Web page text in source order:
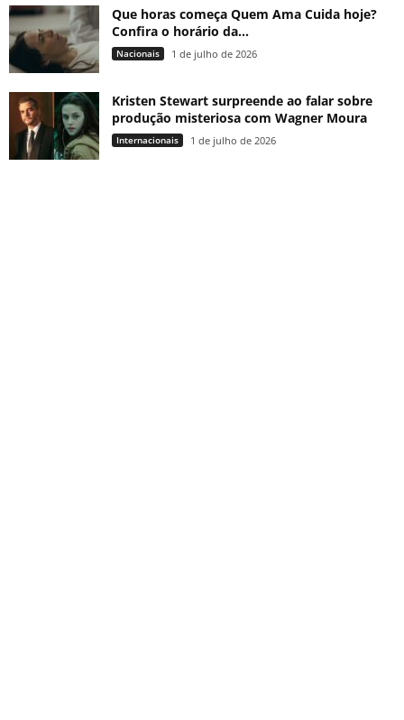
Que horas começa Quem Ama Cuida hoje?
Confira o horário da...
Nacionais 1 de julho de 2026
Kristen Stewart surpreende ao falar sobre
produção misteriosa com Wagner Moura
Internacionais 1 de julho de 2026